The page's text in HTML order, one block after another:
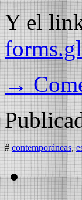
Y el
→
# contemporáneas,